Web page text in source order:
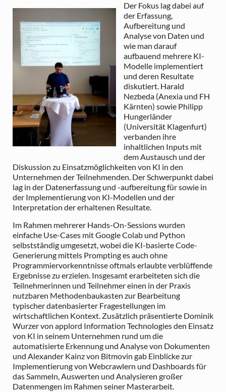
Der Fokus lag dabei auf
der Erfassung,
Aufbereitung und
Analyse von Daten und
wie man darauf
aufbauend mehrere KI-
Modelle implementiert
und deren Resultate
diskutiert. Harald
Nezbeda (Anexia und FH
Kärnten) sowie Philipp
Hungerländer
(Universität Klagenfurt)
verbanden ihre
inhaltlichen Inputs mit
dem Austausch und der
Diskussion zu Einsatzmöglichkeiten von KI in den
Unternehmen der Teilnehmenden. Der Schwerpunkt dabei
lag in der Datenerfassung und -aufbereitung für sowie in
der Implementierung von KI-Modellen und der
Interpretation der erhaltenen Resultate.
Im Rahmen mehrerer Hands-On-Sessions wurden
einfache Use-Cases mit Google Colab und Python
selbstständig umgesetzt, wobei die KI-basierte Code-
Generierung mittels Prompting es auch ohne
Programmiervorkenntnisse oftmals erlaubte verblüffende
Ergebnisse zu erzielen. Insgesamt erarbeiteten sich die
Teilnehmerinnen und Teilnehmer einen in der Praxis
nutzbaren Methodenbaukasten zur Bearbeitung
typischer datenbasierter Fragestellungen im
wirtschaftlichen Kontext. Zusätzlich präsentierte Dominik
Wurzer von applord Information Technologies den Einsatz
von KI in seinem Unternehmen rund um die
automatisierte Erkennung und Analyse von Dokumenten
und Alexander Kainz von Bitmovin gab Einblicke zur
Implementierung von Webcrawlern und Dashboards für
das Sammeln, Auswerten und Analysieren großer
Datenmengen im Rahmen seiner Masterarbeit.